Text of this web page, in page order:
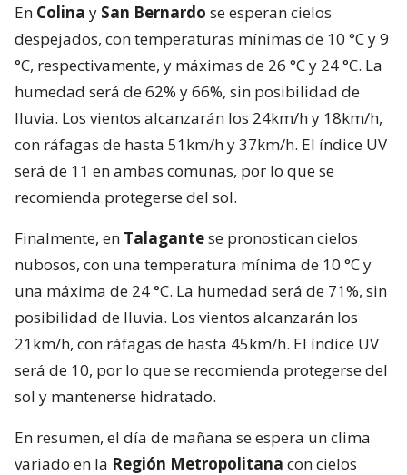
En Colina y San Bernardo se esperan cielos
despejados, con temperaturas mínimas de 10 °C y 9
°C, respectivamente, y máximas de 26 °C y 24 °C. La
humedad será de 62% y 66%, sin posibilidad de
lluvia. Los vientos alcanzarán los 24km/h y 18km/h,
con ráfagas de hasta 51km/h y 37km/h. El índice UV
será de 11 en ambas comunas, por lo que se
recomienda protegerse del sol.
Finalmente, en Talagantese pronostican cielos
nubosos, con una temperatura mínima de 10 °C y
una máxima de 24 °C. La humedad será de 71%, sin
posibilidad de lluvia. Los vientos alcanzarán los
21km/h, con ráfagas de hasta 45km/h. El índice UV
será de 10, por lo que se recomienda protegerse del
sol y mantenerse hidratado.
En resumen, el día de mañana se espera un clima
variado en la Región Metropolitana con cielos